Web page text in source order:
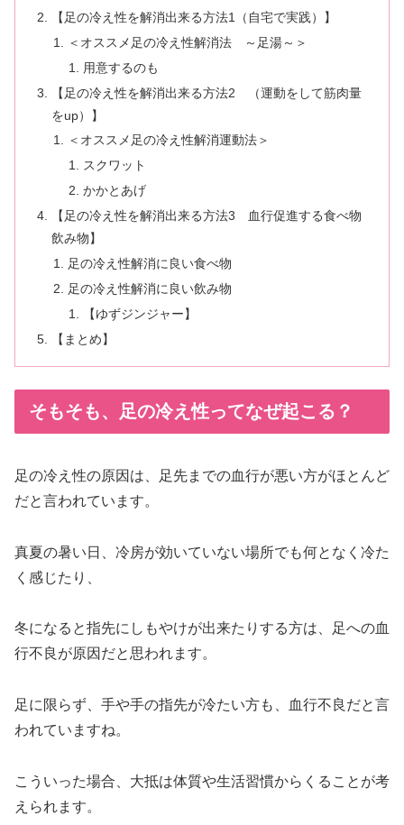
【足の冷え性を解消出来る方法1（自宅で実践）】
＜オススメ足の冷え性解消法 ～足湯～＞
用意するのも
【足の冷え性を解消出来る方法2 （運動をして筋肉量
をup）】
＜オススメ足の冷え性解消運動法＞
スクワット
かかとあげ
【足の冷え性を解消出来る方法3 血行促進する食べ物
飲み物】
足の冷え性解消に良い食べ物
足の冷え性解消に良い飲み物
【ゆずジンジャー】
【まとめ】
そもそも、足の冷え性ってなぜ起こる？
足の冷え性の原因は、足先までの血行が悪い方がほとんど
だと言われています。
真夏の暑い日、冷房が効いていない場所でも何となく冷た
く感じたり、
冬になると指先にしもやけが出来たりする方は、足への血
行不良が原因だと思われます。
足に限らず、手や手の指先が冷たい方も、血行不良だと言
われていますね。
こういった場合、大抵は体質や生活習慣からくることが考
えられます。